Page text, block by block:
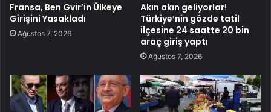
Fransa, Ben Gvir’in Ülkeye
Girişini Yasakladı
Ağustos 7, 2026
Akın akın geliyorlar!
Türkiye’nin gözde tatil
ilçesine 24 saatte 20 bin
araç giriş yaptı
Ağustos 7, 2026